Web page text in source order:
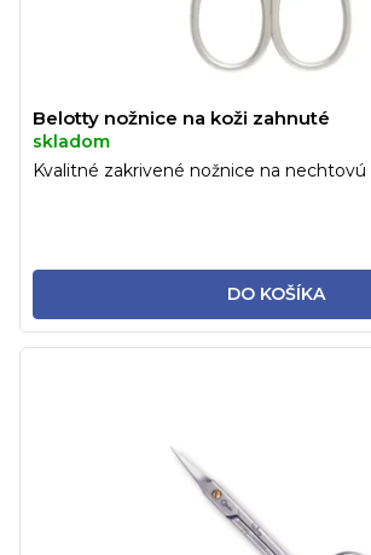
Belotty nožnice na koži zahnuté
skladom
DO KOŠÍKA
Kvalitné zakrivené nožnice na